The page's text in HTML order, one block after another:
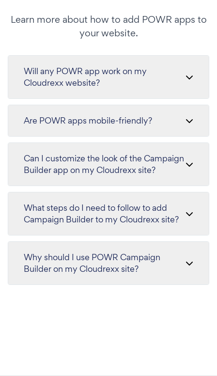
Learn more about how to add POWR apps to
your website.
Will any POWR app work on my
Cloudrexx website?
Are POWR apps mobile-friendly?
Can I customize the look of the Campaign
Builder app on my Cloudrexx site?
What steps do I need to follow to add
Campaign Builder to my Cloudrexx site?
Why should I use POWR Campaign
Builder on my Cloudrexx site?